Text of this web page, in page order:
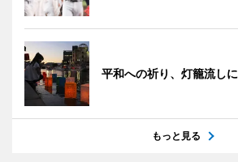
平和への祈り、灯籠流しに
もっと見る